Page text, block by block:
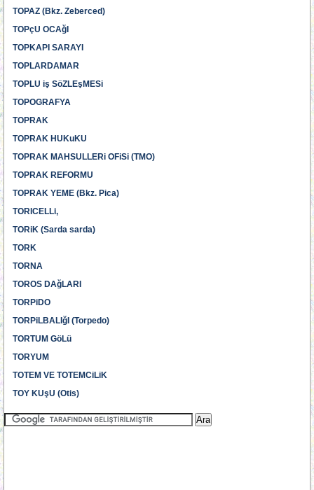
TOPAZ (Bkz. Zeberced)
TOPçU OCAğI
TOPKAPI SARAYI
TOPLARDAMAR
TOPLU iş SöZLEşMESi
TOPOGRAFYA
TOPRAK
TOPRAK HUKuKU
TOPRAK MAHSULLERi OFiSi (TMO)
TOPRAK REFORMU
TOPRAK YEME (Bkz. Pica)
TORICELLi,
TORiK (Sarda sarda)
TORK
TORNA
TOROS DAğLARI
TORPiDO
TORPiLBALIğI (Torpedo)
TORTUM GöLü
TORYUM
TOTEM VE TOTEMCiLiK
TOY KUşU (Otis)